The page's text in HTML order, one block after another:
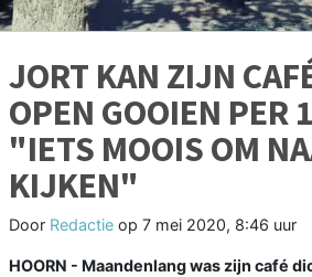
JORT KAN ZIJN
OPEN GOOIEN PER
"IETS MOOIS OM
KIJKEN"
Door Redactie op 7 mei 2020, 8:46 uur
HOORN - Maandenlang was zijn café